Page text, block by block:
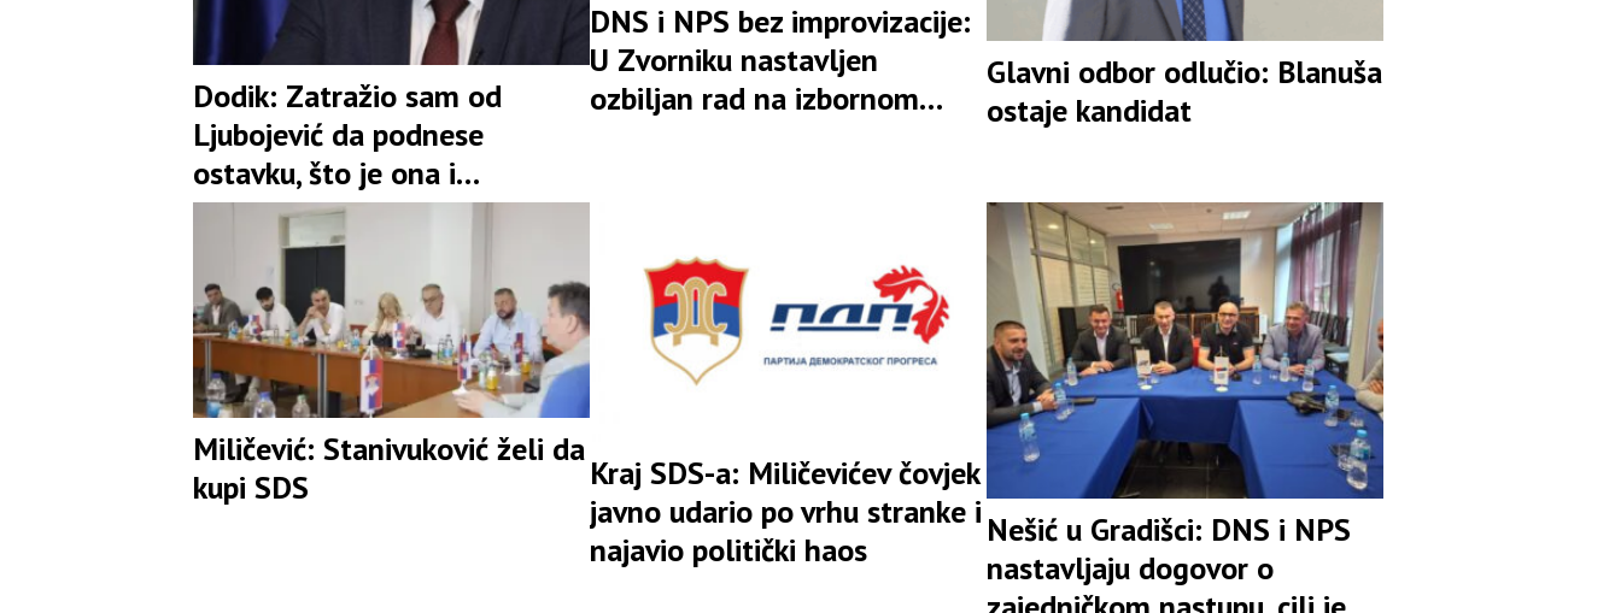
Dodik: Zatražio sam od
Ljubojević da podnese
ostavku, što je ona i
prihvatila
DNS i NPS bez improvizacije:
U Zvorniku nastavljen
ozbiljan rad na izbornom
Glavni odbor odlučio: Blanuša
ostaje kandidat
Miličević: Stanivuković želi da
kupi SDS
Kraj SDS-a: Miličevićev čovjek
javno udario po vrhu stranke i
najavio politički haos
Nešić u Gradišci: DNS i NPS
nastavljaju dogovor o